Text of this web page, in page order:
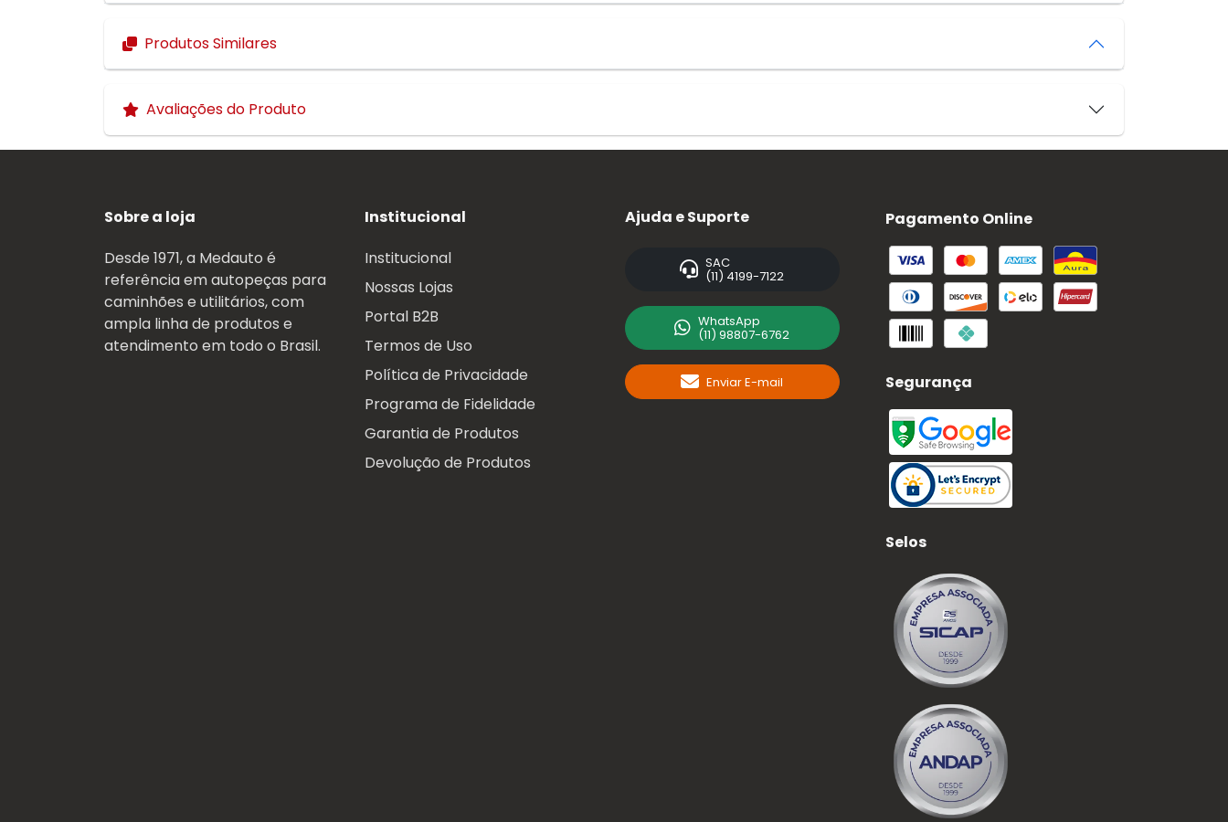
Produtos Similares
Avaliações do Produto
Sobre a loja
Desde 1971, a Medauto é
referência em autopeças para
caminhões e utilitários, com
ampla linha de produtos e
atendimento em todo o Brasil.
Institucional
Institucional
Nossas Lojas
Portal B2B
Termos de Uso
Política de Privacidade
Programa de Fidelidade
Garantia de Produtos
Devolução de Produtos
Ajuda e Suporte
SAC
(11) 4199-7122
WhatsApp
(11) 98807-6762
Enviar E-mail
Pagamento Online
Segurança
Selos